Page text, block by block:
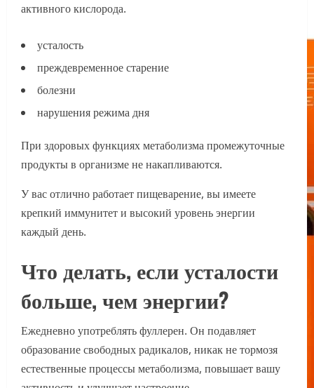
активного кислорода.
усталость
преждевременное старение
болезни
нарушения режима дня
При здоровых функциях метаболизма промежуточные
продукты в организме не накапливаются.
У вас отлично работает пищеварение, вы имеете
крепкий иммунитет и высокий уровень энергии
каждый день.
Что делать, если усталости
больше, чем энергии?
Ежедневно употреблять фуллерен. Он подавляет
образование свободных радикалов, никак не тормозя
естественные процессы метаболизма, повышает вашу